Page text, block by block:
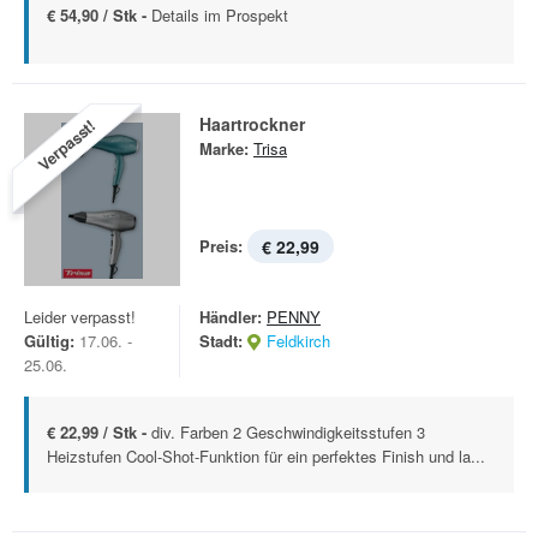
€ 54,90 / Stk - Details im Prospekt
Verpasst! Haartrockner
Marke: Trisa
Preis: € 22,99
Leider verpasst!
Gültig: 17.06. -
25.06.
Händler: PENNY
Stadt:
Feldkirch
€ 22,99 / Stk - div. Farben 2 Geschwindigkeitsstufen 3
Heizstufen Cool-Shot-Funktion für ein perfektes Finish und la...